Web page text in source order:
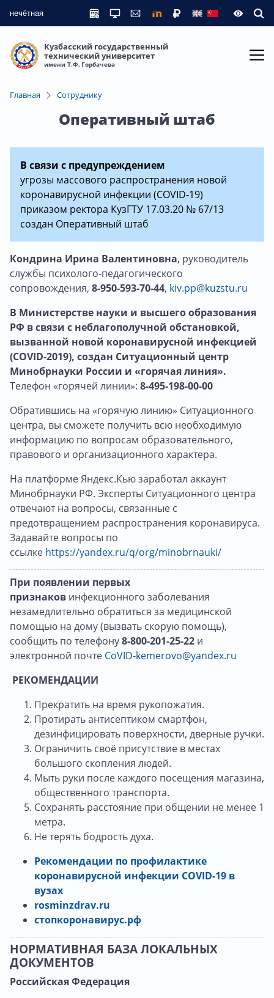
нечётная
Кузбасский государственный
технический университет
имени Т.Ф. Горбачева
Главная Сотруднику
Оперативный штаб
В связи с предупреждением
угрозы массового распространения новой
коронавирусной инфекции (COVID-19)
приказом ректора КузГТУ 17.03.20 № 67/13
создан Оперативный штаб
Кондрина Ирина Валентиновна, руководитель
службы психолого-педагогического
сопровождения, 8-950-593-70-44, kiv.pp@kuzstu.ru
В Министерстве науки и высшего образования
РФ в связи с неблагополучной обстановкой,
вызванной новой коронавирусной инфекцией
(COVID-2019), создан Ситуационный центр
Минобрнауки России и «горячая линия».
Телефон «горячей линии»: 8-495-198-00-00
Обратившись на «горячую линию» Ситуационного
центра, вы сможете получить всю необходимую
информацию по вопросам образовательного,
правового и организационного характера.
На платформе Яндекс.Кью заработал аккаунт
Минобрнауки РФ. Эксперты Ситуационного центра
отвечают на вопросы, связанные с
предотвращением распространения коронавируса.
Задавайте вопросы по
ссылке https://yandex.ru/q/org/minobrnauki/
При появлении первых
признаков инфекционного заболевания
незамедлительно обратиться за медицинской
помощью на дому (вызвать скорую помощь),
сообщить по телефону8-800-201-25-22 и
электронной почте CoVID-kemerovo@yandex.ru
РЕКОМЕНДАЦИИ
Прекратить на время рукопожатия.
Протирать антисептиком смартфон,
дезинфицировать поверхности, дверные ручки.
Ограничить своё присутствие в местах
большого скопления людей.
Мыть руки после каждого посещения магазина,
общественного транспорта.
Сохранять расстояние при общении не менее 1
метра.
Не терять бодрость духа.
Рекомендации по профилактике
коронавирусной инфекции COVID-19 в
вузах
rosminzdrav.ru
стопкоронавирус.рф
НОРМАТИВНАЯ БАЗА ЛОКАЛЬНЫХ
ДОКУМЕНТОВ
Российская Федерация